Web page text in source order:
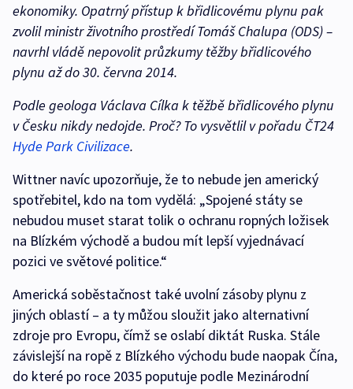
ekonomiky. Opatrný přístup k břidlicovému plynu pak
zvolil ministr životního prostředí Tomáš Chalupa (ODS) –
navrhl vládě nepovolit průzkumy těžby břidlicového
plynu až do 30. června 2014.
Podle geologa Václava Cílka k těžbě břidlicového plynu
v Česku nikdy nedojde. Proč? To vysvětlil v pořadu ČT24
Hyde Park Civilizace.
Wittner navíc upozorňuje, že to nebude jen americký
spotřebitel, kdo na tom vydělá: „Spojené státy se
nebudou muset starat tolik o ochranu ropných ložisek
na Blízkém východě a budou mít lepší vyjednávací
pozici ve světové politice.“
Americká soběstačnost také uvolní zásoby plynu z
jiných oblastí – a ty můžou sloužit jako alternativní
zdroje pro Evropu, čímž se oslabí diktát Ruska. Stále
závislejší na ropě z Blízkého východu bude naopak Čína,
do které po roce 2035 poputuje podle Mezinárodní